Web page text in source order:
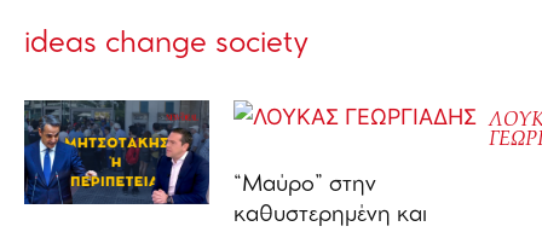
ideas change society
“Μαύρο” στην
καθυστερημένη και